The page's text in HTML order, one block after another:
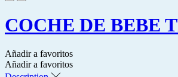
COCHE DE BEBE
Añadir a favoritos
Añadir a favoritos